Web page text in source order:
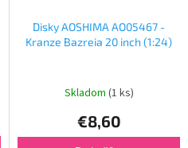
Disky AOSHIMA AO05467 -
Kranze Bazreia 20 inch (1:24)
Skladom (1 ks)
€8,60